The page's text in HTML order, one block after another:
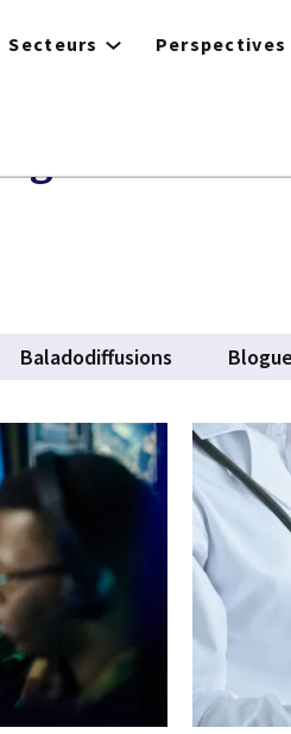
Secteurs Perspectives
Baladodiffusions